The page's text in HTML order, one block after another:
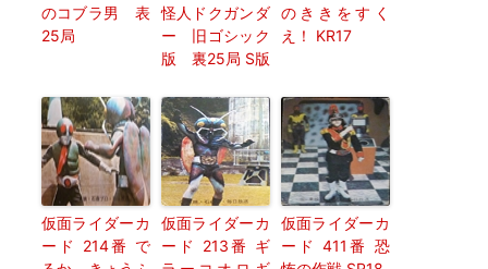
のコブラ男 表
25局
怪人ドクガンダ
ー 旧ゴシック
版 裏25局 S版
のききをすく
え！ KR17
仮面ライダーカ
ード 214番 で
仮面ライダーカ
ード 213番 ギ
仮面ライダーカ
ード 411番 恐